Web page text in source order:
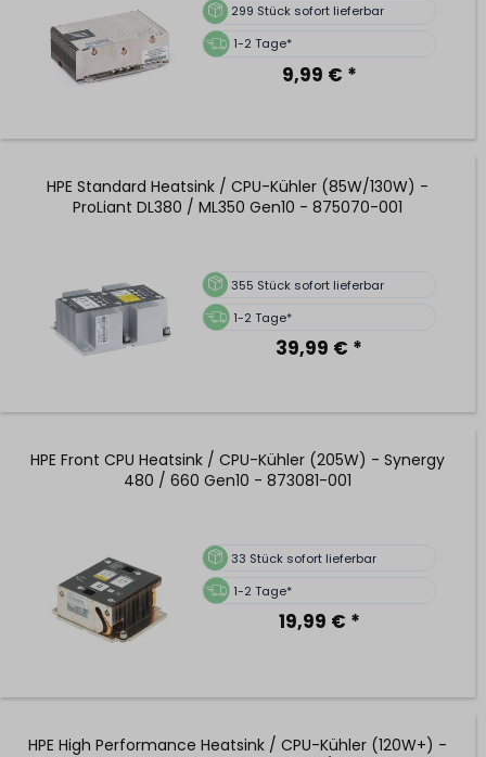
299 Stück sofort lieferbar
1-2 Tage*
9,99 € *
HPE Standard Heatsink / CPU-Kühler (85W/130W) -
ProLiant DL380 / ML350 Gen10 - 875070-001
355 Stück sofort lieferbar
1-2 Tage*
39,99 € *
HPE Front CPU Heatsink / CPU-Kühler (205W) - Synergy
480 / 660 Gen10 - 873081-001
33 Stück sofort lieferbar
1-2 Tage*
19,99 € *
HPE High Performance Heatsink / CPU-Kühler (120W+) -